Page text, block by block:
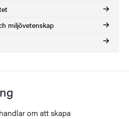
miljövetenskap
om att skapa